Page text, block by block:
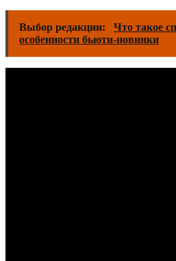
Выбор редакции:
Что такое
особенности бьюти-новинки